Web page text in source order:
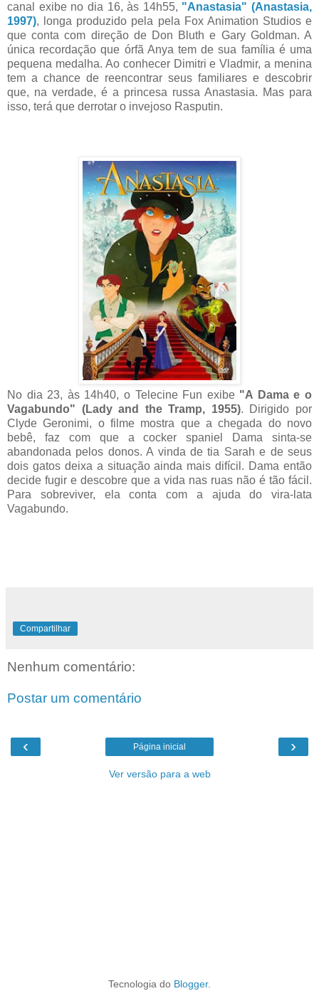
canal exibe no dia 16, às 14h55, "Anastasia" (Anastasia,
1997), longa produzido pela pela Fox Animation Studios e
que conta com direção de Don Bluth e Gary Goldman. A
única recordação que órfã Anya tem de sua família é uma
pequena medalha. Ao conhecer Dimitri e Vladmir, a menina
tem a chance de reencontrar seus familiares e descobrir
que, na verdade, é a princesa russa Anastasia. Mas para
isso, terá que derrotar o invejoso Rasputin.
No dia 23, às 14h40, o Telecine Fun exibe "A Dama e o
Vagabundo" (Lady and the Tramp, 1955). Dirigido por
Clyde Geronimi, o filme mostra que a chegada do novo
bebê, faz com que a cocker spaniel Dama sinta-se
abandonada pelos donos. A vinda de tia Sarah e de seus
dois gatos deixa a situação ainda mais difícil. Dama então
decide fugir e descobre que a vida nas ruas não é tão fácil.
Para sobreviver, ela conta com a ajuda do vira-lata
Vagabundo.
Compartilhar
Nenhum comentário:
Postar um comentário
‹ ›
Página inicial
Ver versão para a web
Tecnologia do Blogger.